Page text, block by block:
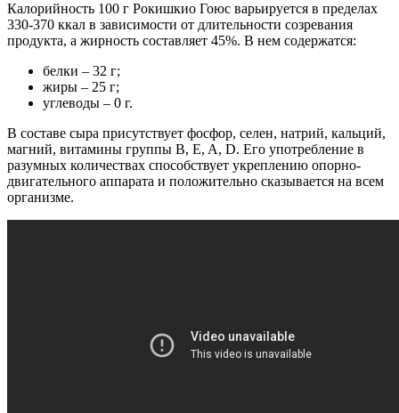
Калорийность 100 г Рокишкио Гоюс варьируется в пределах
330-370 ккал в зависимости от длительности созревания
продукта, а жирность составляет 45%. В нем содержатся:
белки – 32 г;
жиры – 25 г;
углеводы – 0 г.
В составе сыра присутствует фосфор, селен, натрий, кальций,
магний, витамины группы B, E, A, D. Его употребление в
разумных количествах способствует укреплению опорно-
двигательного аппарата и положительно сказывается на всем
организме.